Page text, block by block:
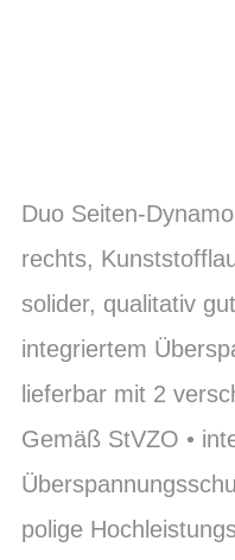
Duo Seiten-
rechts,
solider, qualitativ
integriertem
lieferbar mit 2
Gemäß StVZO •
polige